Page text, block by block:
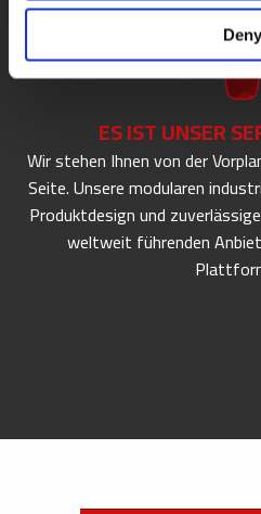
Deny
ES IST UNSER
Wir stehen Ihnen von der
Seite. Unsere modularen
Produktdesign und
weltweit führenden